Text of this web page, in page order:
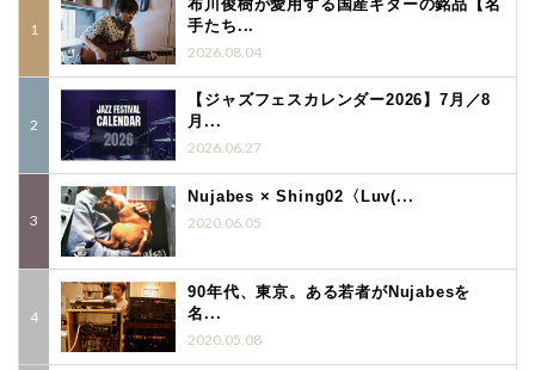
布川俊樹が愛用する国産ギターの銘品【名
手たち...
2026.08.04
【ジャズフェスカレンダー2026】7月／8
月...
2026.06.27
Nujabes × Shing02〈Luv(...
2020.06.05
90年代、東京。ある若者がNujabesを
名...
2020.05.08